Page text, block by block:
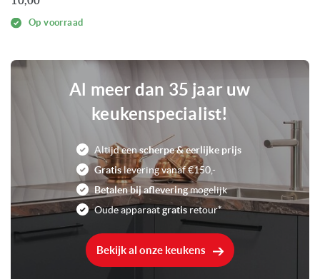
Op voorraad
Al meer dan 35 jaar uw
keukenspecialist!
Altijd eenscherpe & eerlijke prijs
Gratislevering vanaf €150,-
Betalen bij afleveringmogelijk
Oude apparaatgratisretour*
Bekijk al onze keukens